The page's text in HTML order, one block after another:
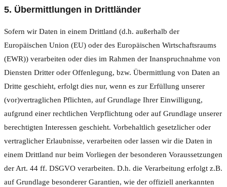
5. Übermittlungen in Drittländer
Sofern wir Daten in einem Drittland (d.h. außerhalb der
Europäischen Union (EU) oder des Europäischen Wirtschaftsraums
(EWR)) verarbeiten oder dies im Rahmen der Inanspruchnahme von
Diensten Dritter oder Offenlegung, bzw. Übermittlung von Daten an
Dritte geschieht, erfolgt dies nur, wenn es zur Erfüllung unserer
(vor)vertraglichen Pflichten, auf Grundlage Ihrer Einwilligung,
aufgrund einer rechtlichen Verpflichtung oder auf Grundlage unserer
berechtigten Interessen geschieht. Vorbehaltlich gesetzlicher oder
vertraglicher Erlaubnisse, verarbeiten oder lassen wir die Daten in
einem Drittland nur beim Vorliegen der besonderen Voraussetzungen
der Art. 44 ff. DSGVO verarbeiten. D.h. die Verarbeitung erfolgt z.B.
auf Grundlage besonderer Garantien, wie der offiziell anerkannten